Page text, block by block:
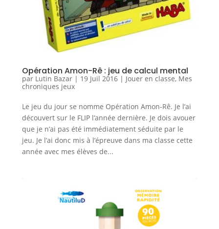
Opération Amon-Rê : jeu de calcul mental
par Lutin Bazar| 19 Juil 2016| Jouer en classe, Mes
chroniques jeux
Le jeu du jour se nomme Opération Amon-Rê. Je l’ai
découvert sur le FLIP l’année dernière. Je dois avouer
que je n’ai pas été immédiatement séduite par le
jeu. Je l’ai donc mis à l’épreuve dans ma classe cette
année avec mes élèves de...